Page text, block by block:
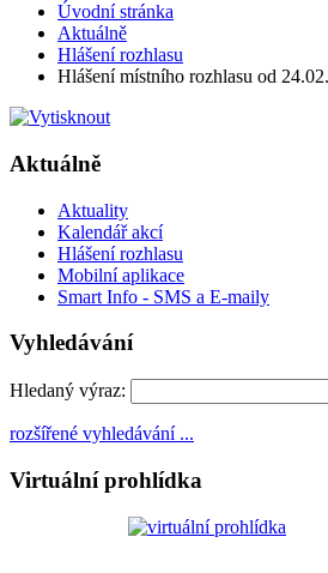
Úvodní stránka
Aktuálně
Hlášení rozhlasu
Hlášení místního rozhlasu od
Aktuálně
Aktuality
Kalendář akcí
Hlášení rozhlasu
Mobilní aplikace
Smart Info - SMS a E-maily
Vyhledávání
Hledaný výraz:
rozšířené vyhledávání ...
Virtuální prohlídka